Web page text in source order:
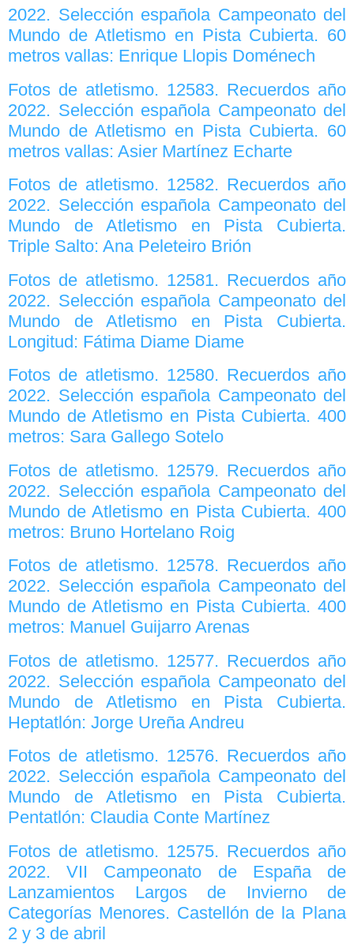
2022. Selección española Campeonato del
Mundo de Atletismo en Pista Cubierta. 60
metros vallas: Enrique Llopis Doménech
Fotos de atletismo. 12583. Recuerdos año
2022. Selección española Campeonato del
Mundo de Atletismo en Pista Cubierta. 60
metros vallas: Asier Martínez Echarte
Fotos de atletismo. 12582. Recuerdos año
2022. Selección española Campeonato del
Mundo de Atletismo en Pista Cubierta.
Triple Salto: Ana Peleteiro Brión
Fotos de atletismo. 12581. Recuerdos año
2022. Selección española Campeonato del
Mundo de Atletismo en Pista Cubierta.
Longitud: Fátima Diame Diame
Fotos de atletismo. 12580. Recuerdos año
2022. Selección española Campeonato del
Mundo de Atletismo en Pista Cubierta. 400
metros: Sara Gallego Sotelo
Fotos de atletismo. 12579. Recuerdos año
2022. Selección española Campeonato del
Mundo de Atletismo en Pista Cubierta. 400
metros: Bruno Hortelano Roig
Fotos de atletismo. 12578. Recuerdos año
2022. Selección española Campeonato del
Mundo de Atletismo en Pista Cubierta. 400
metros: Manuel Guijarro Arenas
Fotos de atletismo. 12577. Recuerdos año
2022. Selección española Campeonato del
Mundo de Atletismo en Pista Cubierta.
Heptatlón: Jorge Ureña Andreu
Fotos de atletismo. 12576. Recuerdos año
2022. Selección española Campeonato del
Mundo de Atletismo en Pista Cubierta.
Pentatlón: Claudia Conte Martínez
Fotos de atletismo. 12575. Recuerdos año
2022. VII Campeonato de España de
Lanzamientos Largos de Invierno de
Categorías Menores. Castellón de la Plana
2 y 3 de abril